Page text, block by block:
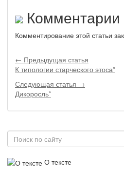
Комментарии
Комментирование этой статьи
← Предыдущая статья
К типологии старческого этоса*
Следующая статья →
Дикоросль*
О тексте